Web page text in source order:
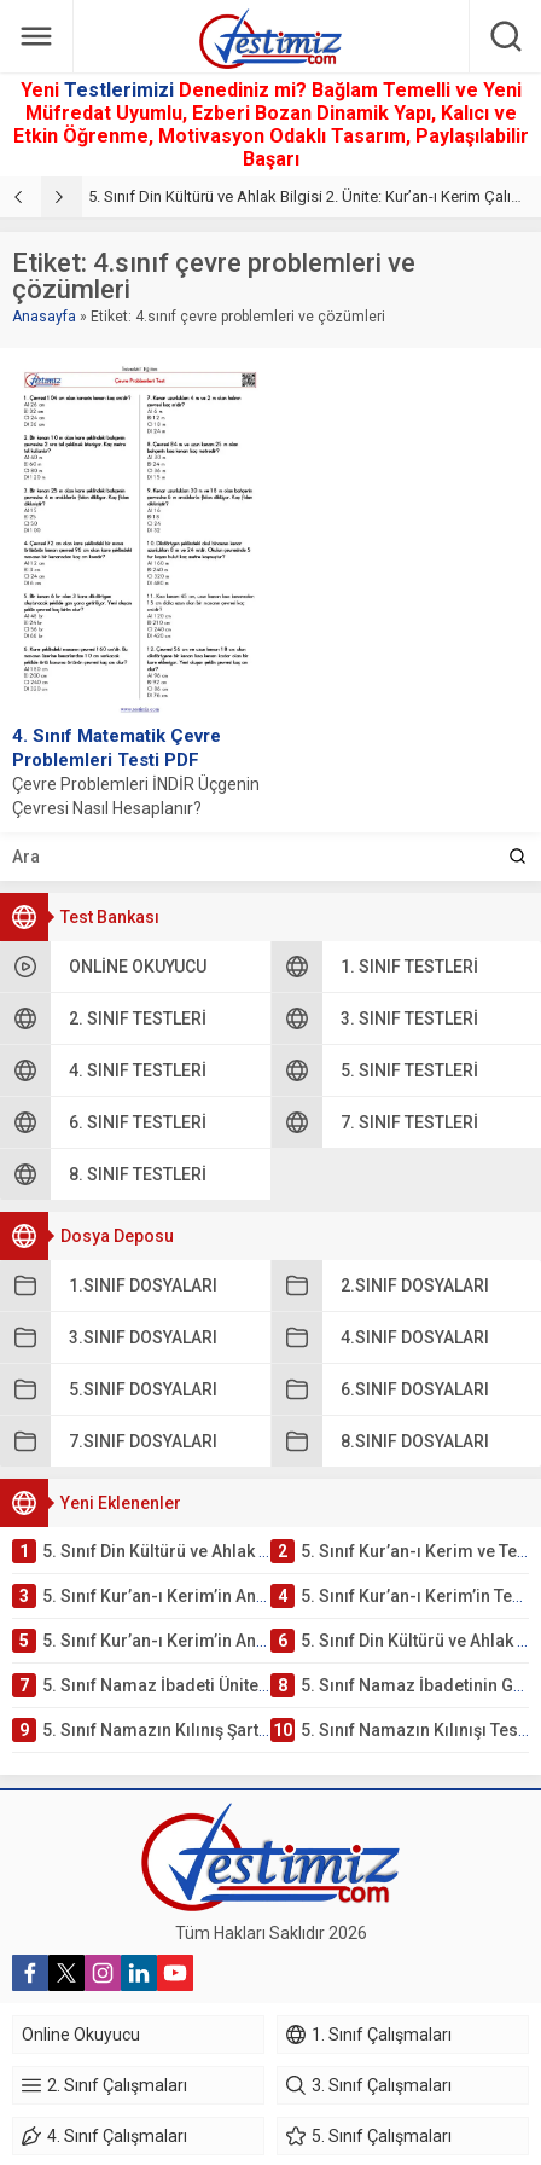
Yeni Testlerimizi Denediniz mi? Bağlam Temelli ve Yeni
Müfredat Uyumlu, Ezberi Bozan Dinamik Yapı, Kalıcı ve
Etkin Öğrenme, Motivasyon Odaklı Tasarım, Paylaşılabilir
Başarı
5. Sınıf Kur’an-ı Kerim ve Temel Özellikleri Testi – Online Çöz
Test Bankası
ONLINE OKUYUCU 1. SINIF TESTLERI
2. SINIF TESTLERI 3. SINIF TESTLERI
4. SINIF TESTLERI 5. SINIF TESTLERI
6. SINIF TESTLERI 7. SINIF TESTLERI
8. SINIF TESTLERI
Dosya Deposu
1.SINIF DOSYALARI 2.SINIF DOSYALARI
3.SINIF DOSYALARI 4.SINIF DOSYALARI
5.SINIF DOSYALARI 6.SINIF DOSYALARI
7.SINIF DOSYALARI 8.SINIF DOSYALARI
Yeni Eklenenler
1 5. Sınıf Din Kültürü ve Ahlak Bilgisi 2. Ünite: Kur’an-ı Kerim Çalışmaları 2 5. Sınıf Kur’an-ı Kerim ve Temel Özellikleri Testi – Online Çöz
3 5. Sınıf Kur’an-ı Kerim’in Ana Konuları Testi – Online Çöz 4 5. Sınıf Kur’an-ı Kerim’in Temel Özellikleri ve Önemi Testi – Online Çöz
5 5. Sınıf Kur’an-ı Kerim’in Anlamı ve Önemi Testi – Online Çöz 6 5. Sınıf Din Kültürü ve Ahlak Bilgisi 2. Ünite: Namaz İbadeti Çalışmaları
7 5. Sınıf Namaz İbadeti Ünite Testi – Online Çöz 8 5. Sınıf Namaz İbadetinin Getirdiği Faydalar Testi
9 5. Sınıf Namazın Kılınış Şartları Testi 10 5. Sınıf Namazın Kılınışı Testi – Online Çöz
Etiket: 4.sınıf çevre problemleri ve
çözümleri
Anasayfa » Etiket: 4.sınıf çevre problemleri ve çözümleri
4. Sınıf Matematik Çevre
Problemleri Testi PDF
Çevre Problemleri İNDİR Üçgenin
Çevresi Nasıl Hesaplanır?
basit matematiksel kavramlarla
mümkündür. Bir...
Tüm Hakları Saklıdır 2026
Online Okuyucu 1. Sınıf Çalışmaları
2. Sınıf Çalışmaları 3. Sınıf Çalışmaları
4. Sınıf Çalışmaları 5. Sınıf Çalışmaları